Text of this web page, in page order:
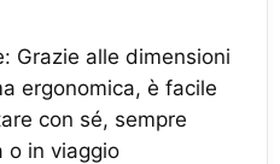
Grazie alle dimensioni
ergonomica, è facile
con sé, sempre
o in viaggio